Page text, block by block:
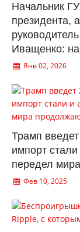
Начальник
президента,
Иващенко:
Янв 02, 2026
Трамп
импорт
передел
Фев 10, 2025